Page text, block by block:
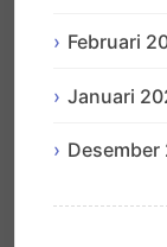
Februari
Januari
Desember